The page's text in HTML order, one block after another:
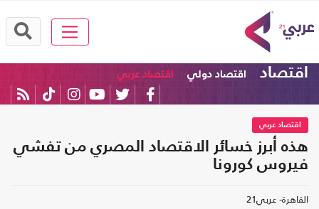
اقتصاد اقتصاد دولي اقتصاد عربي
اقتصاد عربي
هذه أبرز خسائر الاقتصاد المصري من تفشي
فيروس كورونا
القاهرة- عربي21